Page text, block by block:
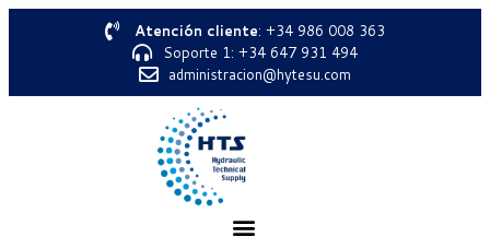
Atención cliente: +34 986 008 363
Soporte 1: +34 647 931 494
administracion@hytesu.com